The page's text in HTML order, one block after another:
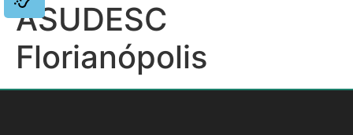
ASUDESC
Florianópolis